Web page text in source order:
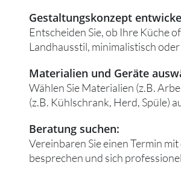
Gestaltungskonzept
Entscheiden Sie, ob Ihre Küche
Landhausstil, minimalistisch
Materialien und Geräte
Wählen Sie Materialien (z.B.
(z.B. Kühlschrank, Herd, Spüle)
Beratung suchen:
Vereinbaren Sie einen Termin
besprechen und sich